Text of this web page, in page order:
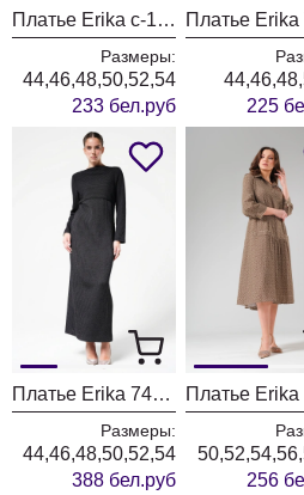
Платье Erika с-136 зеленый
Размеры:
44,46,48,50,52,54
233 бел.руб
225
Платье Erika 7419 черный
Размеры:
44,46,48,50,52,54
388 бел.руб
256